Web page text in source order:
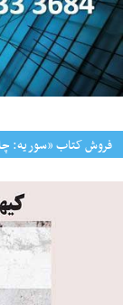
فروش کتاب «سوریه: